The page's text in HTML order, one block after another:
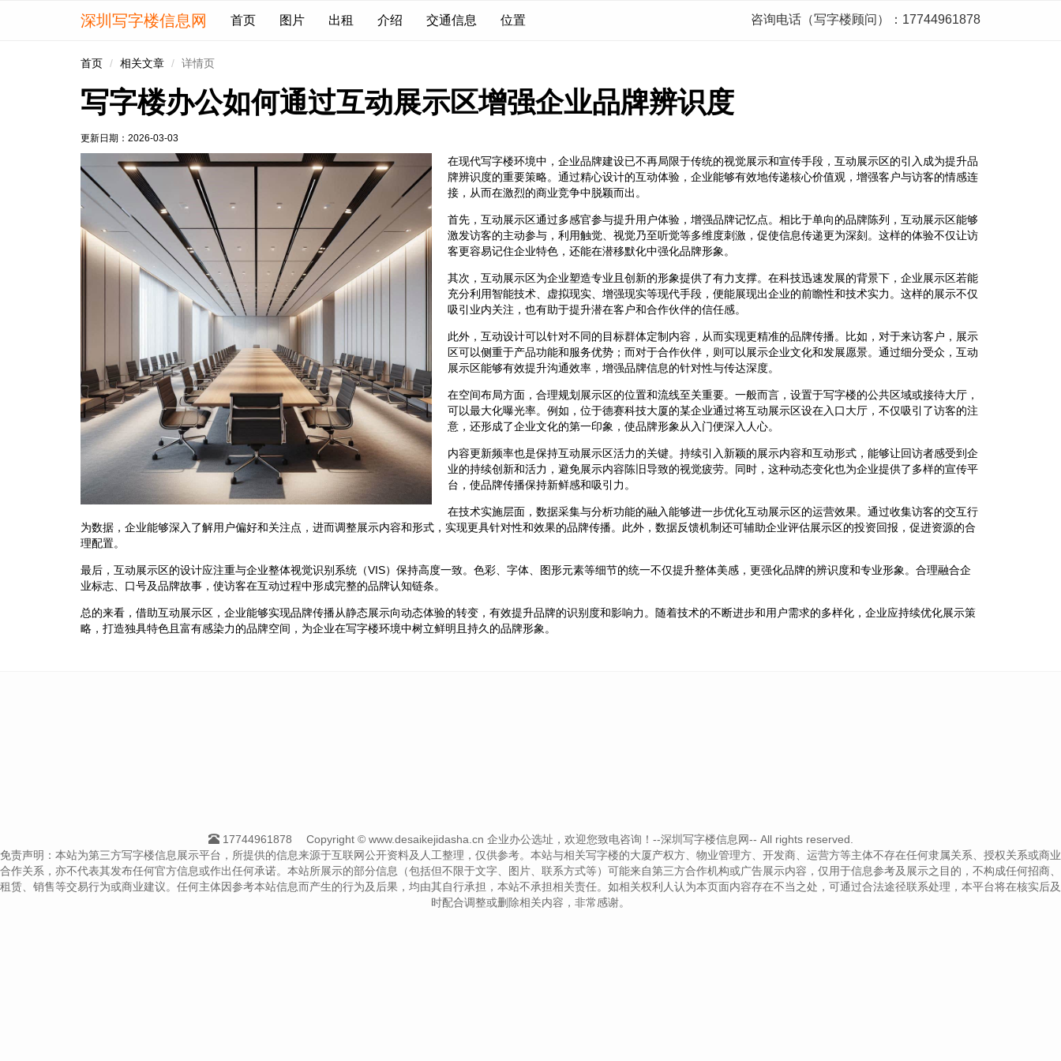
深圳写字楼信息网 首页 图片 出租 介绍 交通信息 位置 咨询电话（写字楼顾问）：17744961878
首页 相关文章 详情页
写字楼办公如何通过互动展示区增强企业品牌辨识度
更新日期： 2026-03-03
在现代写字楼环境中，企业品牌建设已不再局限于传统的视觉展示和宣传手段，互动展示区的引入成为提升品
牌辨识度的重要策略。通过精心设计的互动体验，企业能够有效地传递核心价值观，增强客户与访客的情感连
接，从而在激烈的商业竞争中脱颖而出。
首先，互动展示区通过多感官参与提升用户体验，增强品牌记忆点。相比于单向的品牌陈列，互动展示区能够
激发访客的主动参与，利用触觉、视觉乃至听觉等多维度刺激，促使信息传递更为深刻。这样的体验不仅让访
客更容易记住企业特色，还能在潜移默化中强化品牌形象。
其次，互动展示区为企业塑造专业且创新的形象提供了有力支撑。在科技迅速发展的背景下，企业展示区若能
充分利用智能技术、虚拟现实、增强现实等现代手段，便能展现出企业的前瞻性和技术实力。这样的展示不仅
吸引业内关注，也有助于提升潜在客户和合作伙伴的信任感。
此外，互动设计可以针对不同的目标群体定制内容，从而实现更精准的品牌传播。比如，对于来访客户，展示
区可以侧重于产品功能和服务优势；而对于合作伙伴，则可以展示企业文化和发展愿景。通过细分受众，互动
展示区能够有效提升沟通效率，增强品牌信息的针对性与传达深度。
在空间布局方面，合理规划展示区的位置和流线至关重要。一般而言，设置于写字楼的公共区域或接待大厅，
可以最大化曝光率。例如，位于德赛科技大厦的某企业通过将互动展示区设在入口大厅，不仅吸引了访客的注
意，还形成了企业文化的第一印象，使品牌形象从入门便深入人心。
内容更新频率也是保持互动展示区活力的关键。持续引入新颖的展示内容和互动形式，能够让回访者感受到企
业的持续创新和活力，避免展示内容陈旧导致的视觉疲劳。同时，这种动态变化也为企业提供了多样的宣传平
台，使品牌传播保持新鲜感和吸引力。
在技术实施层面，数据采集与分析功能的融入能够进一步优化互动展示区的运营效果。通过收集访客的交互行
为数据，企业能够深入了解用户偏好和关注点，进而调整展示内容和形式，实现更具针对性和效果的品牌传播。此外，数据反馈机制还可辅助企业评估展示区的投资回报，促进资源的合
理配置。
最后，互动展示区的设计应注重与企业整体视觉识别系统（VIS）保持高度一致。色彩、字体、图形元素等细节的统一不仅提升整体美感，更强化品牌的辨识度和专业形象。合理融合企
业标志、口号及品牌故事，使访客在互动过程中形成完整的品牌认知链条。
总的来看，借助互动展示区，企业能够实现品牌传播从静态展示向动态体验的转变，有效提升品牌的识别度和影响力。随着技术的不断进步和用户需求的多样化，企业应持续优化展示策
略，打造独具特色且富有感染力的品牌空间，为企业在写字楼环境中树立鲜明且持久的品牌形象。
17744961878
Copyright © www.desaikejidasha.cn 企业办公选址，欢迎您致电咨询！--深圳写字楼信息网-- All rights reserved.
免责声明：本站为第三方写字楼信息展示平台，所提供的信息来源于互联网公开资料及人工整理，仅供参考。本站与相关写字楼的大厦产权方、物业管理方、开发商、运营方等主体不存在任何隶属关系、授权关系或商业
合作关系，亦不代表其发布任何官方信息或作出任何承诺。本站所展示的部分信息（包括但不限于文字、图片、联系方式等）可能来自第三方合作机构或广告展示内容，仅用于信息参考及展示之目的，不构成任何招商、
租赁、销售等交易行为或商业建议。任何主体因参考本站信息而产生的行为及后果，均由其自行承担，本站不承担相关责任。如相关权利人认为本页面内容存在不当之处，可通过合法途径联系处理，本平台将在核实后及
时配合调整或删除相关内容，非常感谢。